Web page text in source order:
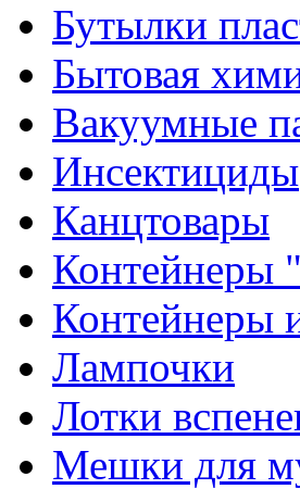
Бутылки
Бытовая
Вакуумные
Инсектициды
Канцтовары
Контейнеры
Контейнеры
Лампочки
Лотки
Мешки для